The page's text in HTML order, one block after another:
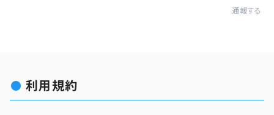
通報する
利用規約